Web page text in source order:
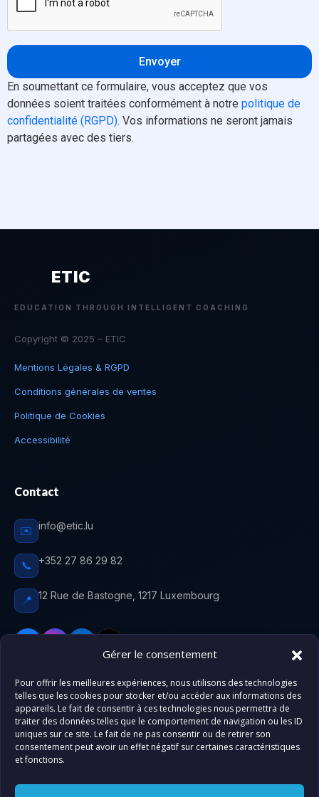
Gérer le consentement
Pour offrir les meilleures expériences, nous utilisons des technologies
telles que les cookies pour stocker et/ou accéder aux informations des
appareils. Le fait de consentir à ces technologies nous permettra de
traiter des données telles que le comportement de navigation ou les ID
uniques sur ce site. Le fait de ne pas consentir ou de retirer son
consentement peut avoir un effet négatif sur certaines caractéristiques
et fonctions.
Envoyer
En soumettant ce formulaire, vous acceptez que vos
données soient traitées conformément à notre politique de
confidentialité (RGPD). Vos informations ne seront jamais
partagées avec des tiers.
ETIC
EDUCATION THROUGH INTELLIGENT COACHING
Copyright © 2025 – ETIC
Mentions Légales & RGPD
Conditions générales de ventes
Politique de Cookies
Accessibilité
Contact
✉️ info@etic.lu
📞 +352 27 86 29 82
📍 12 Rue de Bastogne, 1217 Luxembourg
Centre de formation agréé au Luxembourg. ETIC
accompagneélèves, professionnelset futurs citoyens
luxembourgeois vers la réussite — 9 marques, tous les
domaines de compétences.Agrément n° 10076336/12.